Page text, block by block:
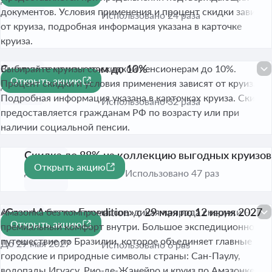
документов. Условия применения и процент скидки зависит
от круиза, подробная информация указана в карточке
круиза.
Использовано 24 раза
Скидки пенсионерам до 10%
До 31 авг. 2026
Выбирайте круизы со скидкой пенсионерам до 10%.
Процент скидки и условия применения зависят от круиза.
Подробная информация указана в карточках круиза. Скидка
предоставляется гражданам РФ по возрасту или при
наличии социальной пенсии.
Открыть акцию
Использовано 32 раза
-88%
Скидка до 88% на коллекцию выгодных круизов
До 31 авг. 2026
Открыть акцию
Использовано 47 раз
«Grand Amazon Expedition» с 29 мая по 12 июня 2027
года
До 29 мая 2027
Амазонка без компромиссов: дикая природа снаружи —
премиальный комфорт внутри. Большое экспедиционное
путешествие по Бразилии, которое объединяет главные
городские и природные символы страны: Сан-Паулу,
Открыть акцию
Использовано 6 раз